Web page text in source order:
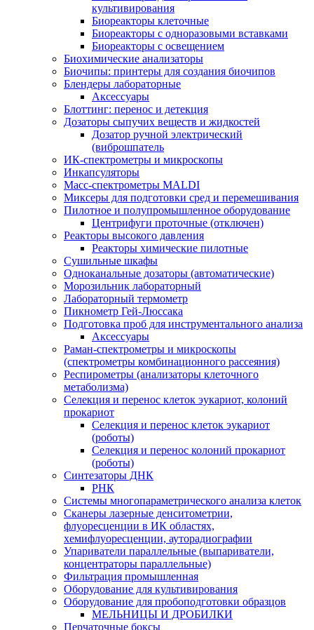
культивирования
Биореакторы клеточные
Биореакторы с одноразовыми вставками
Биореакторы с освещением
Биохимические анализаторы
Биочипы: принтеры для создания биочипов
Блендеры лабораторные
Аксессуары
Блоттинг: перенос и детекция
Дозаторы сыпучих веществ и жидкостей
Дозатор ручной электрический
(виброшпатель
ИК-спектрометры и микроскопы
Инкапсуляторы
Масс-спектрометры MALDI
Миксеры для подготовки сред и перемешивания
Пилотное и полупромышленное оборудование
Центрифуги проточные (отключен)
Реакторы высокого давления
Реакторы химические пилотные
Сушильные шкафы
Одноканальные дозаторы (автоматические)
Морозильник лабораторный
Лабораторный термометр
Пикнометр Гей-Люссака
Подготовка проб для инструментального анализа
Аксессуары
Раман-спектрометры и микроскопы
(спектрометры комбинационного рассеяния)
Респирометры (анализаторы клеточного
метаболизма)
Селекция и перенос клеток эукариот, колоний
прокариот
Селекция и перенос клеток эукариот
(роботы)
Селекция и перенос колоний прокариот
(роботы)
Синтезаторы ДНК
РНК
Системы многопараметрического анализа клеток
Сканеры лазерные денситометрии,
флуоресценции в ИК областях,
хемифлуоресценции, ауторадиографии
Упариватели параллельные (выпариватели,
концентраторы параллельные)
Фильтрация промышленная
Оборудование для культивирования
Оборудование для пробоподготовки образцов
МЕЛЬНИЦЫ И ДРОБИЛКИ
Перчаточные боксы